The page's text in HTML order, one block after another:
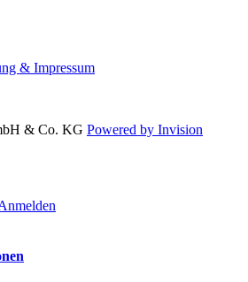
& Impressum
& Co. KG Powered by Invision